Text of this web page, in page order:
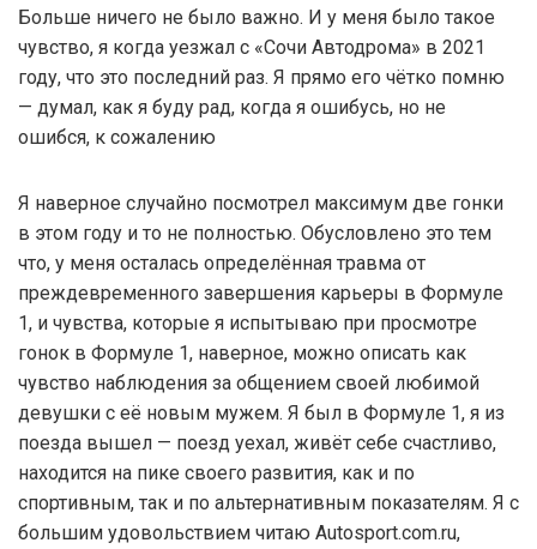
Больше ничего не было важно. И у меня было такое
чувство, я когда уезжал с «Сочи Автодрома» в 2021
году, что это последний раз. Я прямо его чётко помню
— думал, как я буду рад, когда я ошибусь, но не
ошибся, к сожалению
Я наверное случайно посмотрел максимум две гонки
в этом году и то не полностью. Обусловлено это тем
что, у меня осталась определённая травма от
преждевременного завершения карьеры в Формуле
1, и чувства, которые я испытываю при просмотре
гонок в Формуле 1, наверное, можно описать как
чувство наблюдения за общением своей любимой
девушки с её новым мужем. Я был в Формуле 1, я из
поезда вышел — поезд уехал, живёт себе счастливо,
находится на пике своего развития, как и по
спортивным, так и по альтернативным показателям. Я с
большим удовольствием читаю Autosport.com.ru,